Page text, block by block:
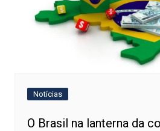
Notícias
O Brasil na lanterna da